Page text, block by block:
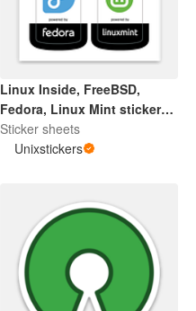
Linux Inside, FreeBSD,
Fedora, Linux Mint sticker
sheets
Sticker sheets
Unixstickers